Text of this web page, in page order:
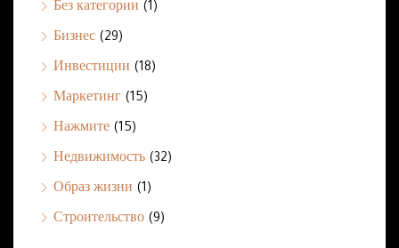
Без категории (1)
Бизнес (29)
Инвестиции (18)
Маркетинг (15)
Нажмите (15)
Недвижимость (32)
Образ жизни (1)
Строительство (9)